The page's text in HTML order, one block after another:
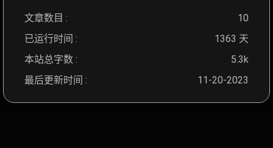
文章数目 :
10
已运行时间 :
1363 天
本站总字数 :
5.3k
最后更新时间 :
11-20-2023